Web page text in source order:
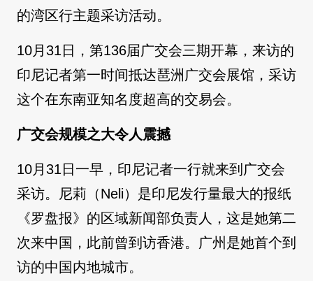
的湾区行主题采访活动。
10月31日，第136届广交会三期开幕，来访的
印尼记者第一时间抵达琶洲广交会展馆，采访
这个在东南亚知名度超高的交易会。
广交会规模之大令人震撼
10月31日一早，印尼记者一行就来到广交会
采访。尼莉（Neli）是印尼发行量最大的报纸
《罗盘报》的区域新闻部负责人，这是她第二
次来中国，此前曾到访香港。广州是她首个到
访的中国内地城市。